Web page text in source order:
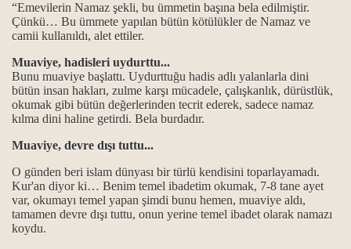
“Emevilerin Namaz şekli, bu ümmetin başına bela edilmiştir.
Çünkü… Bu ümmete yapılan bütün kötülükler de Namaz ve
camii kullanıldı, alet ettiler.
Muaviye, hadisleri uydurttu...
Bunu muaviye başlattı. Uydurttuğu hadis adlı yalanlarla dini
bütün insan hakları, zulme karşı mücadele, çalışkanlık, dürüstlük,
okumak gibi bütün değerlerinden tecrit ederek, sadece namaz
kılma dini haline getirdi. Bela burdadır.
Muaviye, devre dışı tuttu...
O günden beri islam dünyası bir türlü kendisini toparlayamadı.
Kur'an diyor ki… Benim temel ibadetim okumak, 7-8 tane ayet
var, okumayı temel yapan şimdi bunu hemen, muaviye aldı,
tamamen devre dışı tuttu, onun yerine temel ibadet olarak namazı
koydu.